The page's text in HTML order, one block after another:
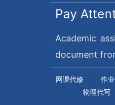
Pay
Academic
document
网课代修 作
物理代写